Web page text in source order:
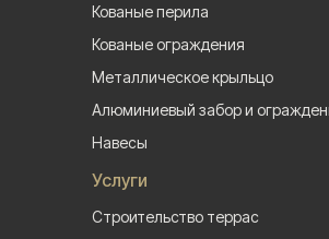
Металлическое крыльцо
Навесы
Алюминиевый забор и
Кованые ограждения
Кованые перила
Строительство террас
Услуги